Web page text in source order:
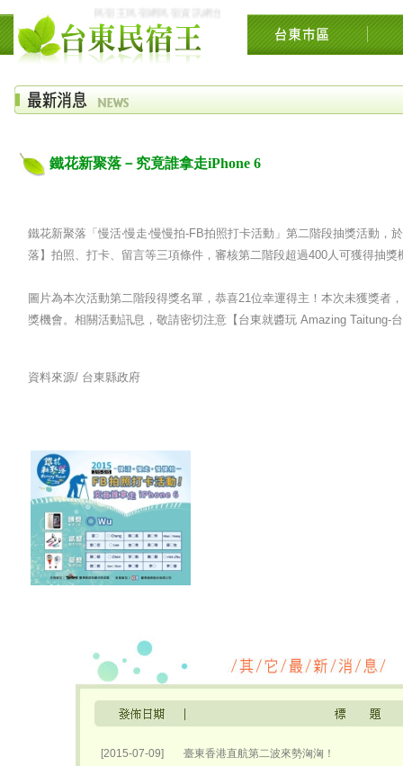
民宿王民宿網民宿資訊網台東花東花蓮綠島民宿住宿旅遊景點交
鐵花新聚落－究竟誰拿走iPhone 6
鐵花新聚落「慢活‧慢走‧慢慢拍-FB拍照打卡活動」第二階段抽獎活動，
落】拍照、打卡、留言等三項條件，審核第二階段超過400人可獲得抽獎
圖片為本次活動第二階段得獎名單，恭喜21位幸運得主！本次未獲獎者
獎機會。相關活動訊息，敬請密切注意【台東就醬玩 Amazing Taitung-
資料來源/ 台東縣政府
[2015-07-09] 臺東香港直航第二波來勢洶洶！